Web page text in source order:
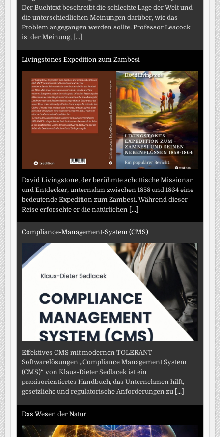
Der Buchtext beschreibt die schlechte Lage der Welt und
die unterschiedlichen Meinungen darüber, wie das
Problem angegangen werden sollte. Professor Leacock
ist der Meinung,
[...]
Livingstones Expedition zum Zambesi
David Livingstone, der berühmte schottische Missionar
und Entdecker, unternahm zwischen 1858 und 1864 eine
bedeutende Expedition zum Zambesi. Während dieser
Reise erforschte er die natürlichen
[...]
Compliance-Management-System (CMS)
Effektives CMS mit modernen TOLERANT
Softwarelösungen „Compliance Management System
(CMS)“ von Klaus-Dieter Sedlacek ist ein
praxisorientiertes Handbuch, das Unternehmen hilft,
gesetzliche und regulatorische Anforderungen zu
[...]
Das Wesen der Natur